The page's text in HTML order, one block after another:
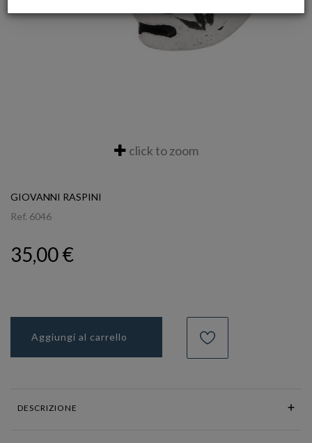
click to zoom
GIOVANNI RASPINI
Ref. 6046
35,00 €
Aggiungi al carrello
DESCRIZIONE